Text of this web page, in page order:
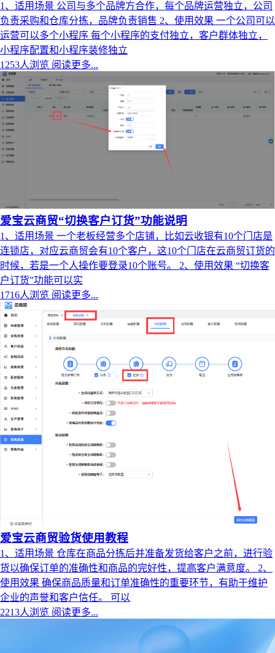
1、适用场景 公司与多个品牌方合作，每个品牌运营独立，公司
负责采购和仓库分拣，品牌负责销售 2、使用效果 一个公司可以
运营可以多个小程序 每个小程序的支付独立，客户群体独立，
小程序配置和小程序装修独立
1253人浏览 阅读更多...
爱宝云商贸“切换客户订货”功能说明
1、适用场景 一个老板经营多个店铺，比如云收银有10个门店是
连锁店，对应云商贸会有10个客户，这10个门店在云商贸订货的
时候，若是一个人操作要登录10个账号。 2、使用效果 “切换客
户订货”功能可以实
1716人浏览 阅读更多...
爱宝云商贸验货使用教程
1、适用场景 仓库在商品分拣后并准备发货给客户之前，进行验
货以确保订单的准确性和商品的完好性，提高客户满意度。 2、
使用效果 确保商品质量和订单准确性的重要环节，有助于维护
企业的声誉和客户信任。 可以
2213人浏览 阅读更多...